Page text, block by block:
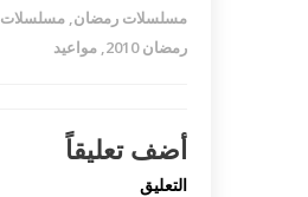
مسلسلات رمضان, مسلسلات
رمضان 2010
, مواعيد
أضف تعليقاً
التعليق